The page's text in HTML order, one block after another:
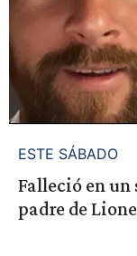
ESTE SÁBADO
Falleció en
padre de